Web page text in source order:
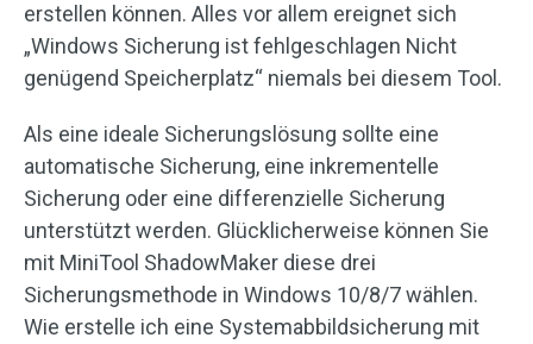
erstellen können. Alles vor allem ereignet sich
„Windows Sicherung ist fehlgeschlagen Nicht
genügend Speicherplatz“ niemals bei diesem Tool.
Als eine ideale Sicherungslösung sollte eine
automatische Sicherung, eine inkrementelle
Sicherung oder eine differenzielle Sicherung
unterstützt werden. Glücklicherweise können Sie
mit MiniTool ShadowMaker diese drei
Sicherungsmethode in Windows 10/8/7 wählen.
Wie erstelle ich eine Systemabbildsicherung mit